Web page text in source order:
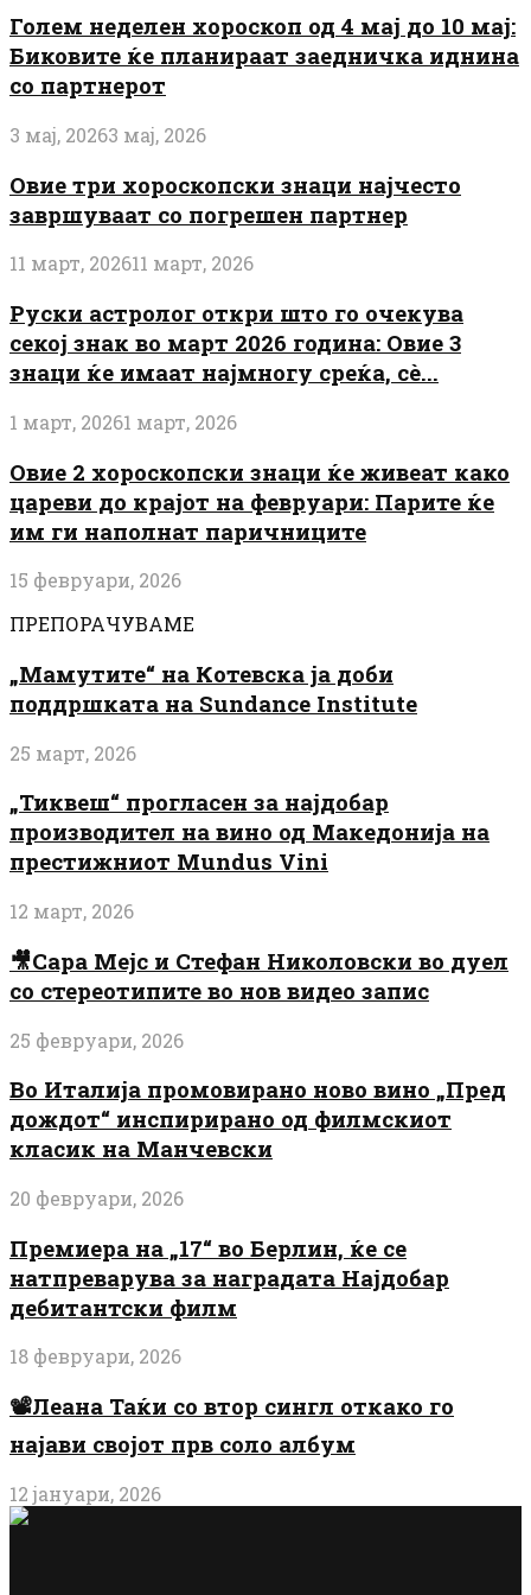
Голем неделен хороскоп од 4 мај до 10 мај:
Биковите ќе планираат заедничка иднина
со партнерот
3 мај, 20263 мај, 2026
Овие три хороскопски знаци најчесто
завршуваат со погрешен партнер
11 март, 202611 март, 2026
Руски астролог откри што го очекува
секој знак во март 2026 година: Овие 3
знаци ќе имаат најмногу среќа, сè...
1 март, 20261 март, 2026
Овие 2 хороскопски знаци ќе живеат како
цареви до крајот на февруари: Парите ќе
им ги наполнат паричниците
15 февруари, 2026
ПРЕПОРАЧУВАМЕ
„Мамутите“ на Котевска ја доби
поддршката на Sundance Institute
25 март, 2026
„Тиквеш“ прогласен за најдобар
производител на вино од Македонија на
престижниот Mundus Vini
12 март, 2026
🎥Сара Мејс и Стефан Николовски во дуел
со стереотипите во нов видео запис
25 февруари, 2026
Во Италија промовирано ново вино „Пред
дождот“ инспирирано од филмскиот
класик на Манчевски
20 февруари, 2026
Премиера на „17“ во Берлин, ќе се
натпреварува за наградата Најдобар
дебитантски филм
18 февруари, 2026
📽️Леана Таќи со втор сингл откако го
најави својот прв соло албум
12 јануари, 2026